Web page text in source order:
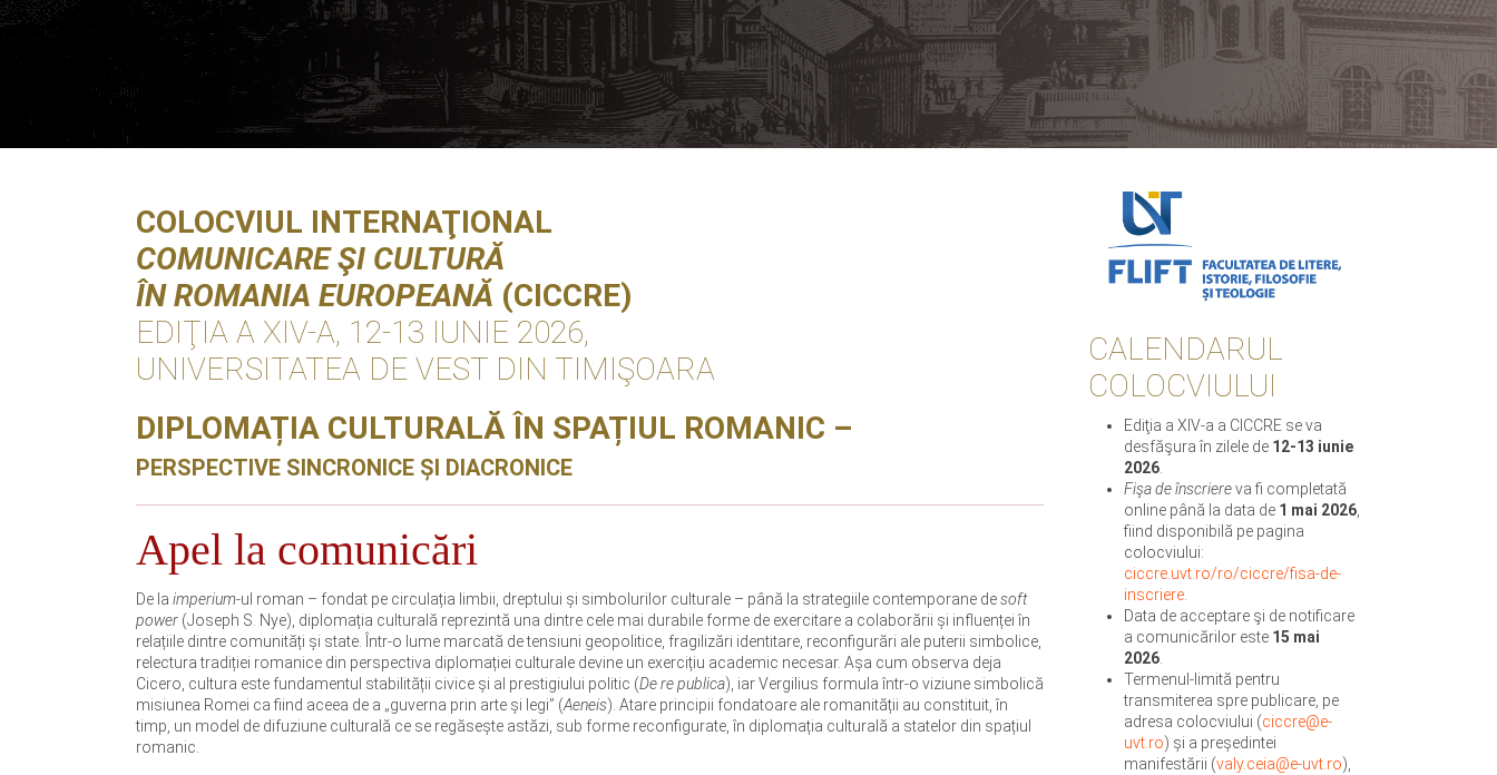
COLOCVIUL INTERNAŢIONAL
COMUNICARE ŞI CULTURĂ
ÎN ROMANIA EUROPEANĂ (CICCRE)
EDIŢIA A XIV-A, 12-13 IUNIE 2026,
UNIVERSITATEA DE VEST DIN TIMIŞOARA
DIPLOMAȚIA CULTURALĂ ÎN SPAȚIUL ROMANIC –
PERSPECTIVE SINCRONICE ȘI DIACRONICE
Apel la comunicări
De la imperium-ul roman – fondat pe circulația limbii, dreptului și simbolurilor culturale – până la strategiile contemporane desoft
power (Joseph S. Nye), diplomația culturală reprezintă una dintre cele mai durabile forme de exercitare a colaborării și influenței în
relațiile dintre comunități și state. Într-o lume marcată de tensiuni geopolitice, fragilizări identitare, reconfigurări ale puterii simbolice,
relectura tradiției romanice din perspectiva diplomației culturale devine un exercițiu academic necesar. Așa cum observa deja
Cicero, cultura este fundamentul stabilității civice și al prestigiului politic (De re publica), iar Vergilius formula într-o viziune simbolică
misiunea Romei ca fiind aceea de a „guverna prin arte și legi” (Aeneis). Atare principii fondatoare ale romanității au constituit, în
timp, un model de difuziune culturală ce se regăsește astăzi, sub forme reconfigurate, în diplomația culturală a statelor din spațiul
romanic.
CALENDARUL
COLOCVIULUI
Ediţia a XIV-a a CICCRE se va
desfăşura în zilele de 12-13 iunie
2026.
Fişa de înscriereva fi completată
online până la data de 1 mai 2026,
fiind disponibilă pe pagina
colocviului:
ciccre.uvt.ro/ro/ciccre/fisa-de-
inscriere.
Data de acceptare şi de notificare
a comunicărilor este 15 mai
2026.
Termenul-limită pentru
transmiterea spre publicare, pe
adresa colocviului (ciccre@e-
uvt.ro) și a președintei
manifestării (valy.ceia@e-uvt.ro),